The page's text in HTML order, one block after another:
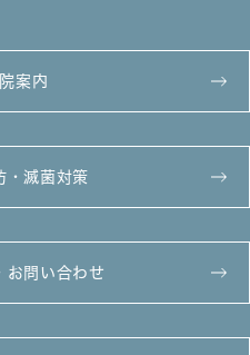
案内
・滅菌対策
お問い合わせ